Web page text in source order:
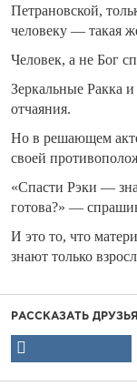
Петрановской,
человеку — такая
Человек, а не Бог
Зеркальные Ракка
отчаяния.
Но в решающем акте
своей
«Спасти Рэки —
готова?» —
И это то, что
знают только
РАССКАЗАТЬ